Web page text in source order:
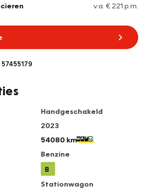
v.a. € 221 p.m.
Handgeschakeld
2023
54080 km
Benzine
B
Stationwagon